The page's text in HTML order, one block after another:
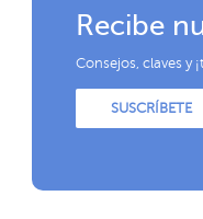
Recibe
Consejos, claves y
SUSCRÍBETE